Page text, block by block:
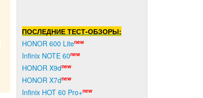
ПОСЛЕДНИЕ ТЕСТ-ОБЗОРЫ:
HONOR 600 Litenew
Infinix NOTE 60new
HONOR X9dnew
HONOR X7dnew
Infinix HOT 60 Pro+new